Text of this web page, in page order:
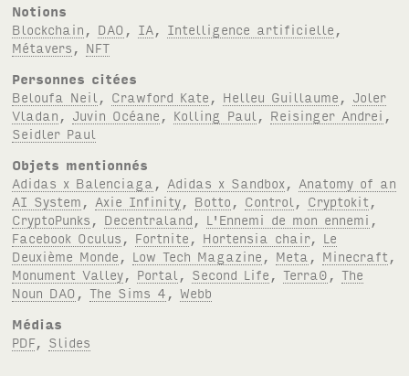
Notions
Blockchain
DAO IA Intelligence artificielle
Métavers
NFT
Personnes citées
Beloufa Neil
Crawford Kate Helleu Guillaume
Joler
Vladan
Juvin Océane Kolling Paul Reisinger Andrei
Seidler Paul
Objets mentionnés
Adidas x Balenciaga
Adidas x Sandbox
Anatomy of an
AI System
Axie Infinity Botto Control Cryptokit
CryptoPunks
Decentraland L'Ennemi de mon ennemi
Facebook Oculus
Fortnite Hortensia chair, Le
Deuxième Monde
Low Tech Magazine Meta Minecraft
Monument Valley
Portal Second Life ,Terra0 ,The
Noun DAO ,The Sims 4 ,Webb
Médias
PDF, Slides